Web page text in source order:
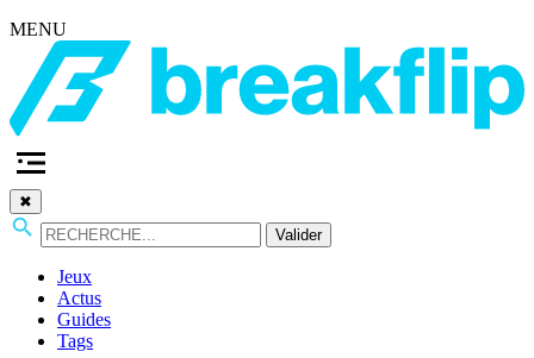
MENU
✖
Valider
Jeux
Actus
Guides
Tags